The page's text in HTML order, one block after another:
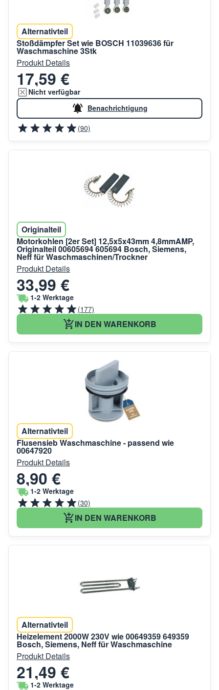
Alternativteil
Stoßdämpfer Set wie BOSCH 11039636 für
Waschmaschine 3Stk
Produkt Details
17,59 €
Nicht verfügbar
Benachrichtigung
(90)
Originalteil
Motorkohlen [2er Set] 12,5x5x43mm 4,8mmAMP,
Originalteil 00605694 605694 Bosch, Siemens,
Neff für Waschmaschinen/Trockner
Produkt Details
33,99 €
1-2 Werktage
(177)
IN DEN WARENKORB
Alternativteil
Flusensieb Waschmaschine - passend wie
00647920
Produkt Details
8,90 €
1-2 Werktage
(30)
IN DEN WARENKORB
Alternativteil
Heizelement 2000W 230V wie 00649359 649359
Bosch, Siemens, Neff für Waschmaschine
Produkt Details
21,49 €
1-2 Werktage